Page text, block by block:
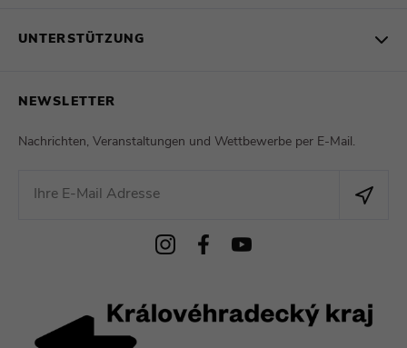
UNTERSTÜTZUNG
NEWSLETTER
Nachrichten, Veranstaltungen und Wettbewerbe per E-Mail.